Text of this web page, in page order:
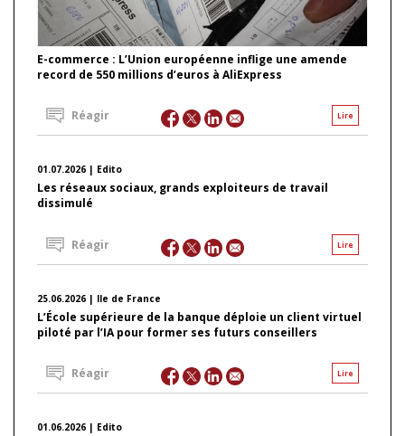
E-commerce : L’Union européenne inflige une amende
record de 550 millions d’euros à AliExpress
Lire
Réagir
01.07.2026 | Edito
Les réseaux sociaux, grands exploiteurs de travail
dissimulé
Lire
Réagir
25.06.2026 | Ile de France
L’École supérieure de la banque déploie un client virtuel
piloté par l’IA pour former ses futurs conseillers
Lire
Réagir
01.06.2026 | Edito